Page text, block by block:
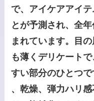
で、アイケアアイ
とが予測され、全
まれています。目
も薄くデリケート
すい部分のひとつ
、乾燥、弾力ハリ